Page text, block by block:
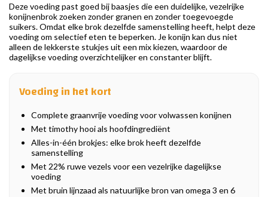
Deze voeding past goed bij baasjes die een duidelijke, vezelrijke
konijnenbrok zoeken zonder granen en zonder toegevoegde
suikers. Omdat elke brok dezelfde samenstelling heeft, helpt deze
voeding om selectief eten te beperken. Je konijn kan dus niet
alleen de lekkerste stukjes uit een mix kiezen, waardoor de
dagelijkse voeding overzichtelijker en constanter blijft.
Voeding in het kort
Complete graanvrije voeding voor volwassen konijnen
Met timothy hooi als hoofdingrediënt
Alles-in-één brokjes: elke brok heeft dezelfde
samenstelling
Met 22% ruwe vezels voor een vezelrijke dagelijkse
voeding
Met bruin lijnzaad als natuurlijke bron van omega 3 en 6